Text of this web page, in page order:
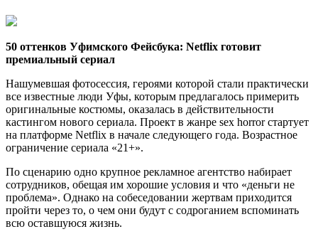
50 оттенков Уфимского Фейсбука: Netflix готовит
премиальный сериал
Нашумевшая фотосессия, героями которой стали практически
все известные люди Уфы, которым предлагалось примерить
оригинальные костюмы, оказалась в действительности
кастингом нового сериала. Проект в жанре sex horror стартует
на платформе Netflix в начале следующего года. Возрастное
ограничение сериала «21+».
По сценарию одно крупное рекламное агентство набирает
сотрудников, обещая им хорошие условия и что «деньги не
проблема». Однако на собеседовании жертвам приходится
пройти через то, о чем они будут с содроганием вспоминать
всю оставшуюся жизнь.